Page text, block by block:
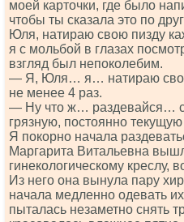
моей карточки, где было
чтобы ты сказала это по
Юля, натираю свою пизду
я с мольбой в глазах
взгляд был непоколебим.
— Я, Юля… я… натираю
не менее 4 раз.
— Ну что ж… раздевайся…
грязную, постоянно текущую
Я покорно начала
Маргарита Витальевна
гинекологическому креслу,
Из него она вынула пару
начала медленно одевать
пыталась незаметно снять